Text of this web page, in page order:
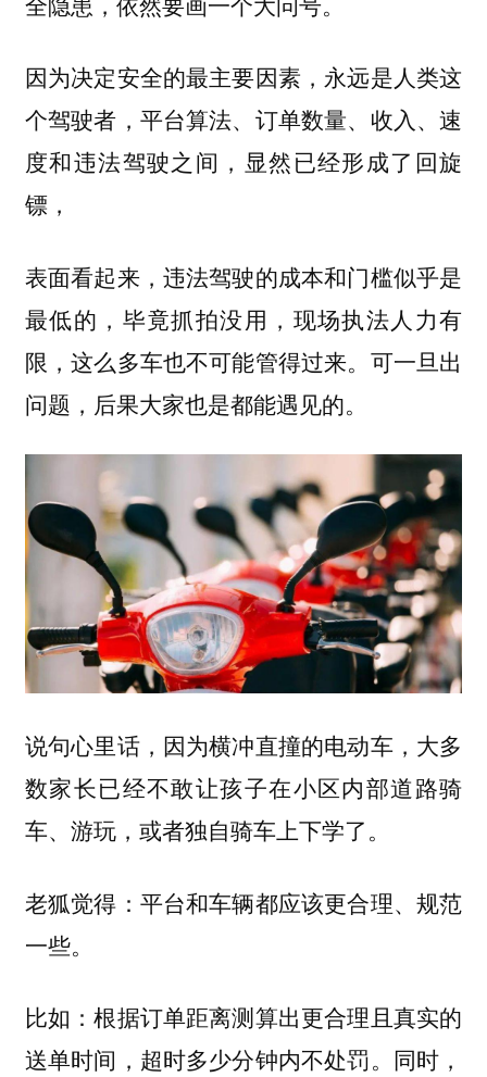
因为决定安全的最主要因素，永远是人类这
个驾驶者，平台算法、订单数量、收入、速
度和违法驾驶之间，显然已经形成了回旋
镖，
表面看起来，违法驾驶的成本和门槛似乎是
最低的，毕竟抓拍没用，现场执法人力有
限，这么多车也不可能管得过来。可一旦出
问题，后果大家也是都能遇见的。
说句心里话，因为横冲直撞的电动车，大多
数家长已经不敢让孩子在小区内部道路骑
车、游玩，或者独自骑车上下学了。
老狐觉得：平台和车辆都应该更合理、规范
一些。
比如：根据订单距离测算出更合理且真实的
送单时间，超时多少分钟内不处罚。同时，